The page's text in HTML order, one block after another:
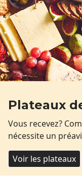
Plateaux
Vous recevez?
nécessite un
Voir les plateaux